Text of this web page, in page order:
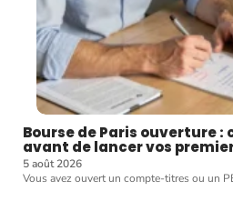
Bourse de Paris ouverture
avant de lancer vos
5 août 2026
Vous avez ouvert un compte-titres ou un